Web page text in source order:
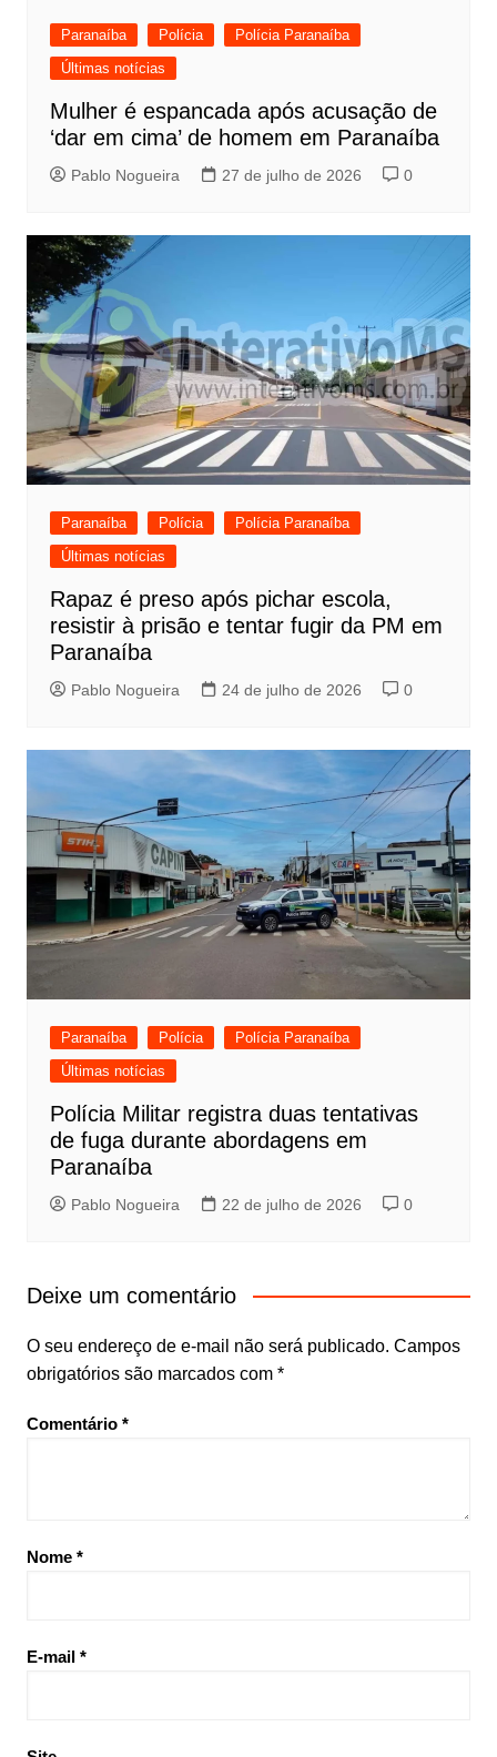
Paranaíba Polícia
Polícia Paranaíba
Últimas notícias
Mulher é espancada após acusação de
‘dar em cima’ de homem em Paranaíba
Pablo Nogueira 27 de julho de 2026 0
Paranaíba Polícia
Polícia Paranaíba
Últimas notícias
Rapaz é preso após pichar escola,
resistir à prisão e tentar fugir da PM em
Paranaíba
Pablo Nogueira 24 de julho de 2026 0
Paranaíba Polícia
Polícia Paranaíba
Últimas notícias
Polícia Militar registra duas tentativas
de fuga durante abordagens em
Paranaíba
Pablo Nogueira 22 de julho de 2026 0
Deixe um comentário
O seu endereço de e-mail não será publicado. Campos
obrigatórios são marcados com *
Comentário *
Nome *
E-mail *